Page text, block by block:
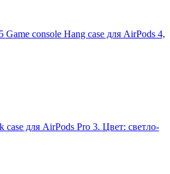
console Hang case для AirPods 4,
для AirPods Pro 3. Цвет: светло-